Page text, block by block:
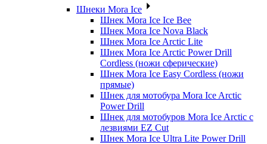
Шнеки Mora Ice
Шнек Mora Ice Ice Bee
Шнек Mora Ice Nova Black
Шнек Mora Ice Arctic Lite
Шнек Mora Ice Arctic Power Drill
Cordless (ножи сферические)
Шнек Mora Ice Easy Cordless (ножи
прямые)
Шнек для мотобура Mora Ice Arctic
Power Drill
Шнек для мотобуров Mora Ice Arctic с
лезвиями EZ Cut
Шнек Mora Ice Ultra Lite Power Drill